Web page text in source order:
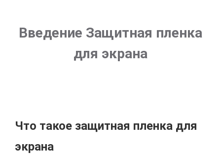
Введение Защитная пленка
для экрана
Что такое защитная пленка для
экрана